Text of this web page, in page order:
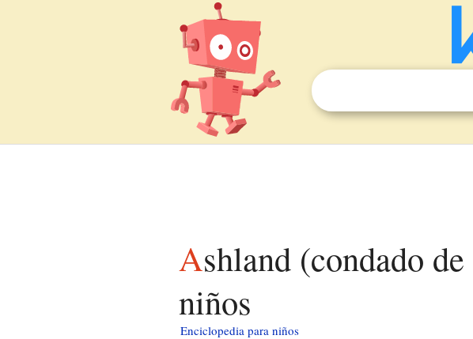
Ashland (condado de Chemung, Nueva York) para
niños
Enciclopedia para niños